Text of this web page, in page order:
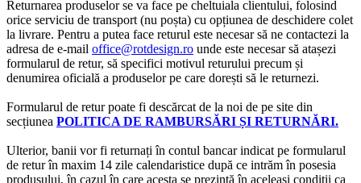
Returnarea produselor se va face pe cheltuiala clientului, folosind
orice serviciu de transport (nu poșta) cu opțiunea de deschidere colet
la livrare. Pentru a putea face returul este necesar să ne contactezi la
adresa de e-mail office@rotdesign.ro unde este necesar să atașezi
formularul de retur, să specifici motivul returului precum și
denumirea oficială a produselor pe care dorești să le returnezi.
Formularul de retur poate fi descărcat de la noi de pe site din
secțiunea POLITICA DE RAMBURSĂRI ȘI RETURNĂRI.
Ulterior, banii vor fi returnați în contul bancar indicat pe formularul
de retur în maxim 14 zile calendaristice după ce intrăm în posesia
produsului, în cazul în care acesta se prezintă în aceleași condiții ca